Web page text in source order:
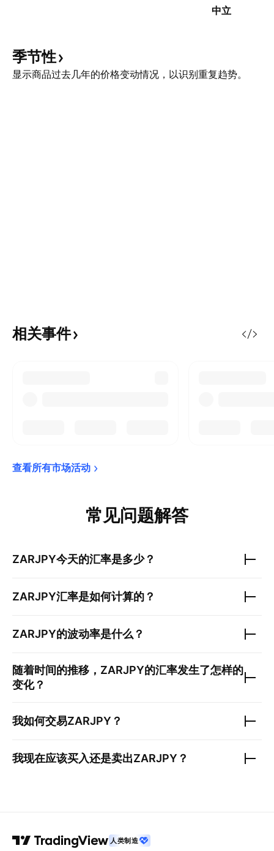
中立
季节性
显示商品过去几年的价格变动情况，以识别重复趋势。
相关事件
查看所有市场活动
常见问题解答
ZARJPY今天的汇率是多少？
ZARJPY汇率是如何计算的？
ZARJPY的波动率是什么？
随着时间的推移， ZARJPY的汇率发生了怎样的
变化？
我如何交易ZARJPY ？
我现在应该买入还是卖出ZARJPY ？
人类制造